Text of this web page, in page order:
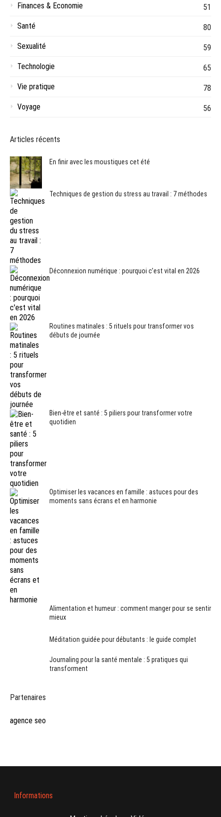
Finances & Economie
51
Santé
80
Sexualité
59
Technologie
65
Vie pratique
78
Voyage
56
Articles récents
En finir avec les moustiques cet été
Techniques de gestion du stress au travail : 7 méthodes
Déconnexion numérique : pourquoi c’est vital en 2026
Routines matinales : 5 rituels pour transformer vos
débuts de journée
Bien-être et santé : 5 piliers pour transformer votre
quotidien
Optimiser les vacances en famille : astuces pour des
moments sans écrans et en harmonie
Alimentation et humeur : comment manger pour se sentir
mieux
Méditation guidée pour débutants : le guide complet
Journaling pour la santé mentale : 5 pratiques qui
transforment
Partenaires
agence seo
Informations